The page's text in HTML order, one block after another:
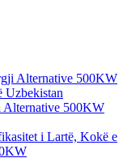
Alternative 500KW